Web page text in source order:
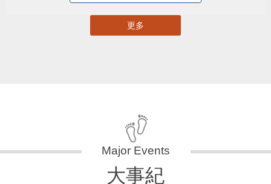
更多
大事紀